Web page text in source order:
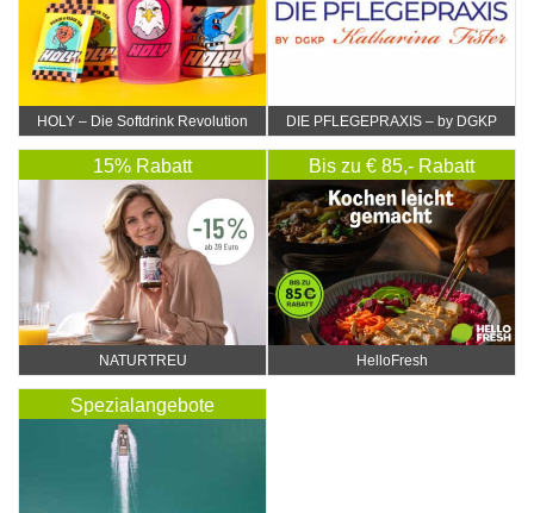
HOLY – Die Softdrink Revolution
DIE PFLEGEPRAXIS – by DGKP
15% Rabatt
NATURTREU
Bis zu € 85,- Rabatt
HelloFresh
Spezialangebote